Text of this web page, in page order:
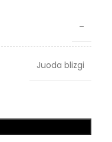
–
Juoda blizgi